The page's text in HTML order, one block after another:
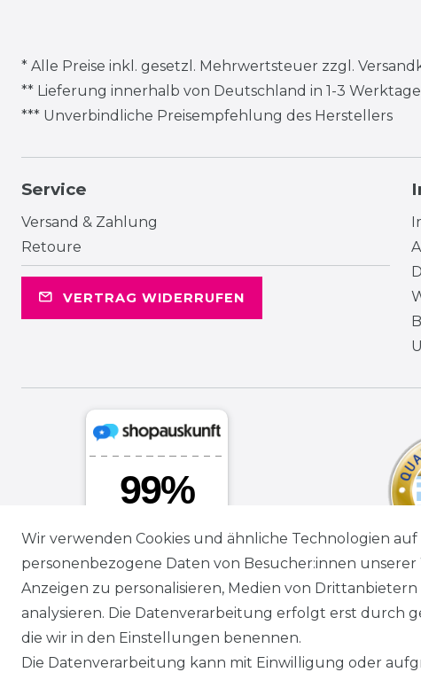
* Alle Preise inkl. gesetzl. Mehrwertsteuer zzgl.
** Lieferung innerhalb von Deutschland in 1-3
*** Unverbindliche Preisempfehlung des Herstellers
Service
Versand & Zahlung
Retoure
VERTRAG WIDERRUFEN
Wir verwenden Cookies und ähnliche Technologien
personenbezogene Daten von Besucher:innen unserer
Anzeigen zu personalisieren, Medien von
analysieren. Die Datenverarbeitung erfolgt erst durch
die wir in den Einstellungen benennen.
Die Datenverarbeitung kann mit Einwilligung oder